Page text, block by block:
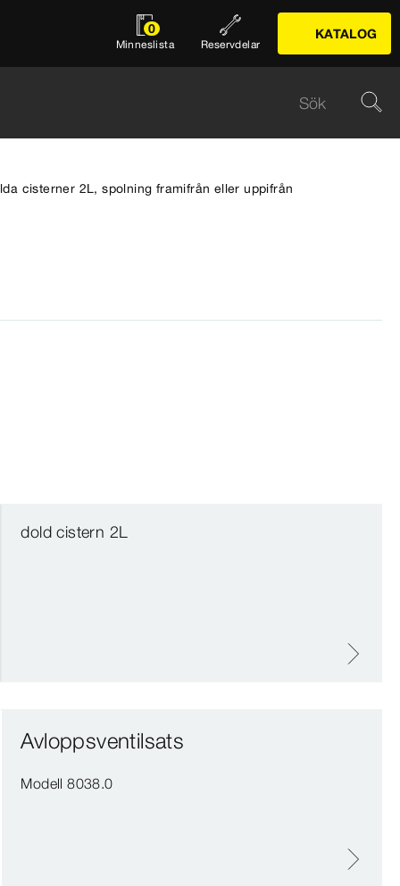
0
Minneslista Reservdelar
KATALOG
cisterner 2L, spolning framifrån eller uppifrån
dold cistern 2L
Avloppsventilsats
Modell 8038.0